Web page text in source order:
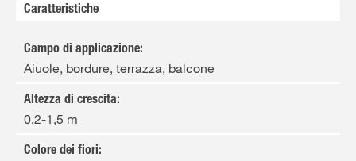
Caratteristiche
Campo di applicazione:
Aiuole, bordure, terrazza, balcone
Altezza di crescita:
0,2-1,5 m
Colore dei fiori: